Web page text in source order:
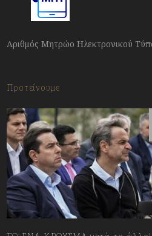
Αριθμός Μητρώο Ηλεκτρονικού
Προτείνουμε